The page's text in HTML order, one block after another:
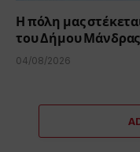
Η πόλη μας
του Δήμου Μάνδρας
04/08/2026